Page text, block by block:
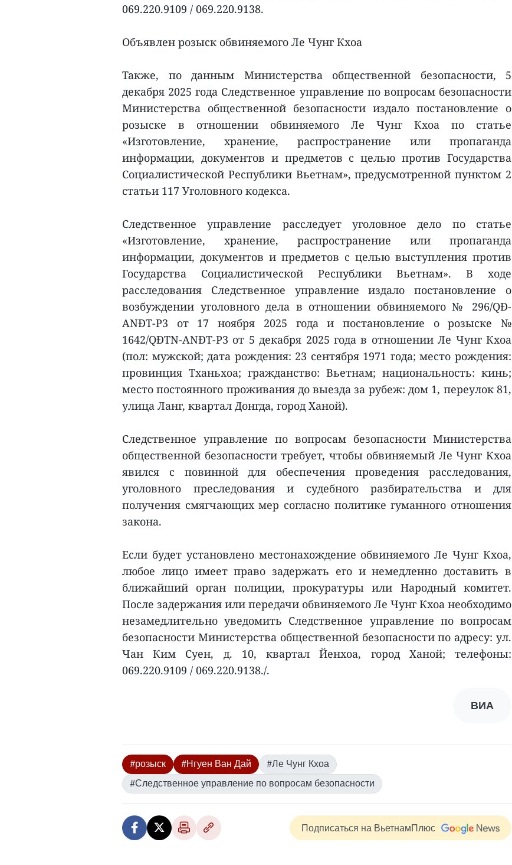
069.220.9109 / 069.220.9138.
Объявлен розыск обвиняемого Ле Чунг Кхоа
Также, по данным Министерства общественной безопасности, 5
декабря 2025 года Следственное управление по вопросам безопасности
Министерства общественной безопасности издало постановление о
розыске в отношении обвиняемого Ле Чунг Кхоа по статье
«Изготовление, хранение, распространение или пропаганда
информации, документов и предметов с целью против Государства
Социалистической Республики Вьетнам», предусмотренной пунктом 2
статьи 117 Уголовного кодекса.
Следственное управление расследует уголовное дело по статье
«Изготовление, хранение, распространение или пропаганда
информации, документов и предметов с целью выступления против
Государства Социалистической Республики Вьетнам». В ходе
расследования Следственное управление издало постановление о
возбуждении уголовного дела в отношении обвиняемого № 296/QĐ-
ANĐT-P3 от 17 ноября 2025 года и постановление о розыске №
1642/QĐTN-ANĐT-P3 от 5 декабря 2025 года в отношении Ле Чунг Кхоа
(пол: мужской; дата рождения: 23 сентября 1971 года; место рождения:
провинция Тханьхоа; гражданство: Вьетнам; национальность: кинь;
место постоянного проживания до выезда за рубеж: дом 1, переулок 81,
улица Ланг, квартал Донгда, город Ханой).
Следственное управление по вопросам безопасности Министерства
общественной безопасности требует, чтобы обвиняемый Ле Чунг Кхоа
явился с повинной для обеспечения проведения расследования,
уголовного преследования и судебного разбирательства и для
получения смягчающих мер согласно политике гуманного отношения
закона.
Если будет установлено местонахождение обвиняемого Ле Чунг Кхоа,
любое лицо имеет право задержать его и немедленно доставить в
ближайший орган полиции, прокуратуры или Народный комитет.
После задержания или передачи обвиняемого Ле Чунг Кхоа необходимо
незамедлительно уведомить Следственное управление по вопросам
безопасности Министерства общественной безопасности по адресу: ул.
Чан Ким Суен, д. 10, квартал Йенхоа, город Ханой; телефоны:
069.220.9109 / 069.220.9138./.
ВИА
#розыск #Нгуен Ван Дай
#Ле Чунг Кхоа
#Следственное управление по вопросам безопасности
Подписаться на ВьетнамПлюс